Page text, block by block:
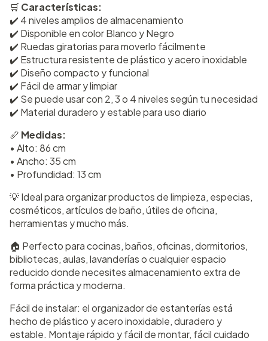
🛒 Características:
✔️ 4 niveles amplios de almacenamiento
✔️ Disponible en color Blanco y Negro
✔️ Ruedas giratorias para moverlo fácilmente
✔️ Estructura resistente de plástico y acero inoxidable
✔️ Diseño compacto y funcional
✔️ Fácil de armar y limpiar
✔️ Se puede usar con 2, 3 o 4 niveles según tu necesidad
✔️ Material duradero y estable para uso diario
📏 Medidas:
• Alto: 86 cm
• Ancho: 35 cm
• Profundidad: 13 cm
💡 Ideal para organizar productos de limpieza, especias,
cosméticos, artículos de baño, útiles de oficina,
herramientas y mucho más.
🏠 Perfecto para cocinas, baños, oficinas, dormitorios,
bibliotecas, aulas, lavanderías o cualquier espacio
reducido donde necesites almacenamiento extra de
forma práctica y moderna.
Fácil de instalar: el organizador de estanterías está
hecho de plástico y acero inoxidable, duradero y
estable. Montaje rápido y fácil de montar, fácil cuidado